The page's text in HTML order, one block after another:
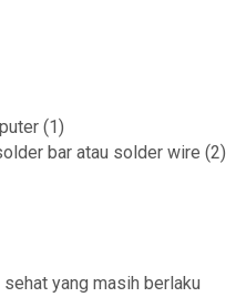
(1)
bar atau solder wire (2)
yang masih berlaku